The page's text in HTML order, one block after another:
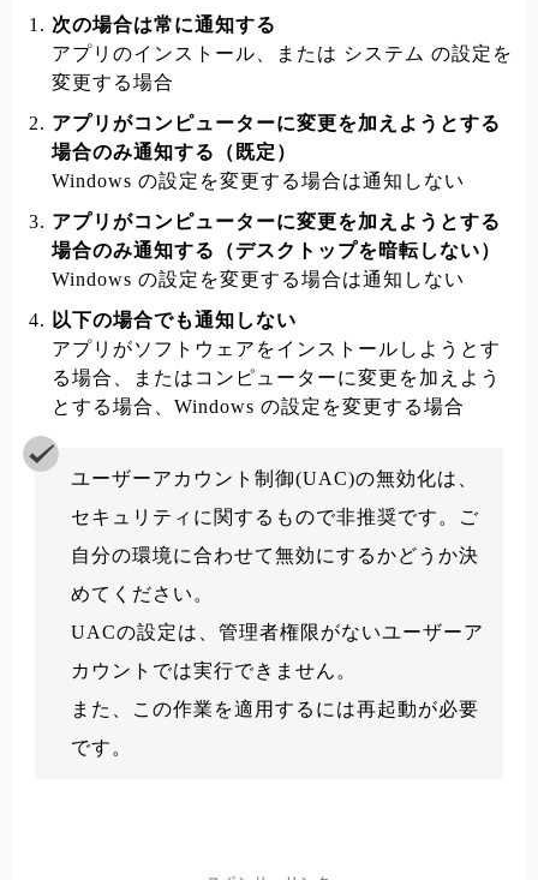
次の場合は常に通知する
アプリのインストール、または システム の設定を
変更する場合
アプリがコンピューターに変更を加えようとする
場合のみ通知する（既定）
Windows の設定を変更する場合は通知しない
アプリがコンピューターに変更を加えようとする
場合のみ通知する（デスクトップを暗転しない）
Windows の設定を変更する場合は通知しない
以下の場合でも通知しない
アプリがソフトウェアをインストールしようとす
る場合、またはコンピューターに変更を加えよう
とする場合、Windows の設定を変更する場合
ユーザーアカウント制御(UAC)の無効化は、
セキュリティに関するもので非推奨です。ご
自分の環境に合わせて無効にするかどうか決
めてください。
UACの設定は、管理者権限がないユーザーア
カウントでは実行できません。
また、この作業を適用するには再起動が必要
です。